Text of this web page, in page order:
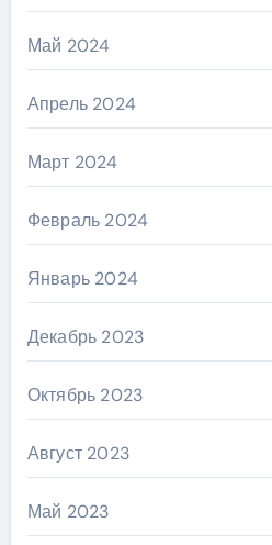
Май 2024
Апрель 2024
Март 2024
Февраль 2024
Январь 2024
Декабрь 2023
Октябрь 2023
Август 2023
Май 2023